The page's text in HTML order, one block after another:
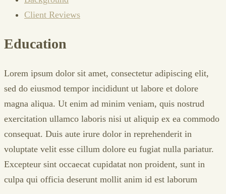
Client Reviews
Education
Lorem ipsum dolor sit amet, consectetur adipiscing elit,
sed do eiusmod tempor incididunt ut labore et dolore
magna aliqua. Ut enim ad minim veniam, quis nostrud
exercitation ullamco laboris nisi ut aliquip ex ea commodo
consequat. Duis aute irure dolor in reprehenderit in
voluptate velit esse cillum dolore eu fugiat nulla pariatur.
Excepteur sint occaecat cupidatat non proident, sunt in
culpa qui officia deserunt mollit anim id est laborum